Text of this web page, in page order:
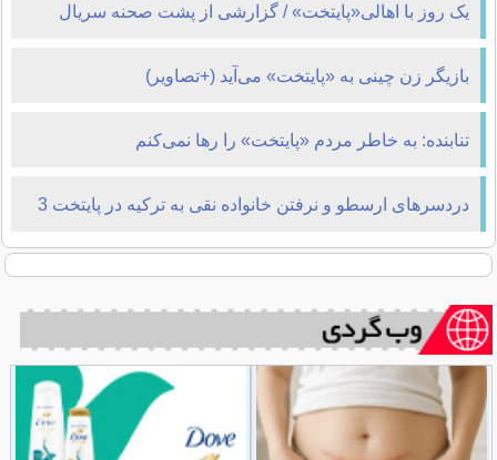
یک روز با اهالی«پایتخت» / گزارشی از پشت صحنه سریال
نوروزی سیروس مقدم
بازیگر زن چینی به «پایتخت» می‌آید (+تصاویر)
تنابنده: به خاطر مردم «پایتخت» را رها نمی‌کنم
دردسرهای ارسطو و نرفتن خانواده نقی به ترکیه در پایتخت 3